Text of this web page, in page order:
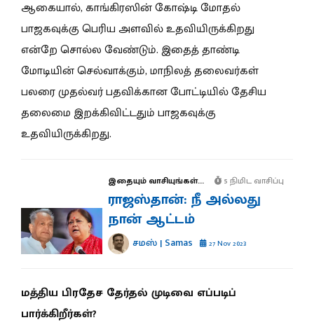
ஆகையால், காங்கிரஸின் கோஷ்டி மோதல்
பாஜகவுக்கு பெரிய அளவில் உதவியிருக்கிறது
என்றே சொல்ல வேண்டும். இதைத் தாண்டி
மோடியின் செல்வாக்கும், மாநிலத் தலைவர்கள்
பலரை முதல்வர் பதவிக்கான போட்டியில் தேசிய
தலைமை இறக்கிவிட்டதும் பாஜகவுக்கு
உதவியிருக்கிறது.
இதையும் வாசியுங்கள்... 5 நிமிட வாசிப்பு
ராஜஸ்தான்: நீ அல்லது
நான் ஆட்டம்
சமஸ் | Samas 27 Nov 2023
மத்திய பிரதேச தேர்தல் முடிவை எப்படிப்
பார்க்கிறீர்கள்?